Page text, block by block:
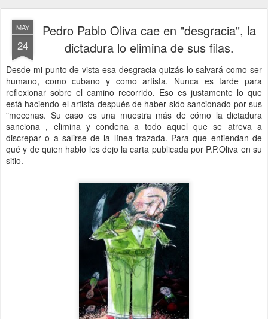
MAY
24
Pedro Pablo Oliva cae en "desgracia", la
dictadura lo elimina de sus filas.
Desde mi punto de vista esa desgracia quizás lo salvará como ser
humano, como cubano y como artista. Nunca es tarde para
reflexionar sobre el camino recorrido. Eso es justamente lo que
está haciendo el artista después de haber sido sancionado por sus
"mecenas. Su caso es una muestra más de cómo la dictadura
sanciona , elimina y condena a todo aquel que se atreva a
discrepar o a salirse de la línea trazada. Para que entiendan de
qué y de quien hablo les dejo la carta publicada por P.P.Oliva en su
sitio.